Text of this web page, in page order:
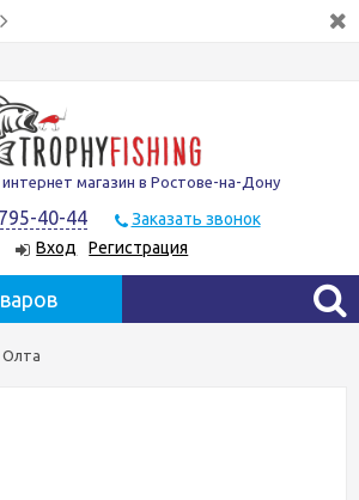
магазин в Ростове-на-Дону
40-44
Заказать звонок
Вход
Регистрация
Олта